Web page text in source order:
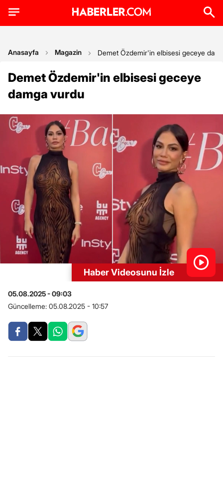
Anasayfa Magazin Demet Özdemir'in elbisesi geceye
Demet Özdemir'in elbisesi geceye
damga vurdu
Haber Videosunu İzle
05.08.2025 - 09:03
Güncelleme: 05.08.2025 - 10:57